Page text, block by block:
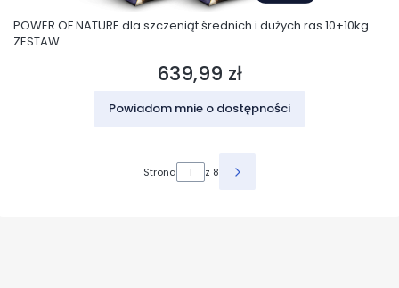
POWER OF NATURE dla szczeniąt średnich i dużych ras 10+10kg
ZESTAW
Cena
639,99 zł
Powiadom mnie o dostępności
Strona z 8